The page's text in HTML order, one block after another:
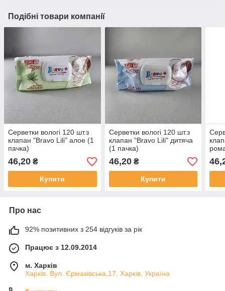
Подібні товари компанії
Серветки вологі 120 шт.з
клапан "Bravo Lili" алое (1
пачка)
46,20 ₴
Купити
Серветки вологі 120 шт.з
клапан "Bravo Lili" дитяча
(1 пачка)
46,20₴
Купити
Про нас
92% позитивних з 254 відгуків за рік
Працює з 12.09.2014
м. Харків
Харків. Вул. Єрмаківська,17, Харків, Україна